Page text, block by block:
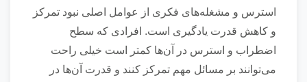
استرس و مشغله‌های فکری از عوامل اصلی نبود تمرکز
و کاهش قدرت یادگیری است. افرادی که سطح
اضطراب و استرس در آن‌ها کمتر است خیلی راحت
می‌توانند بر مسائل مهم تمرکز کنند و قدرت آن‌ها در